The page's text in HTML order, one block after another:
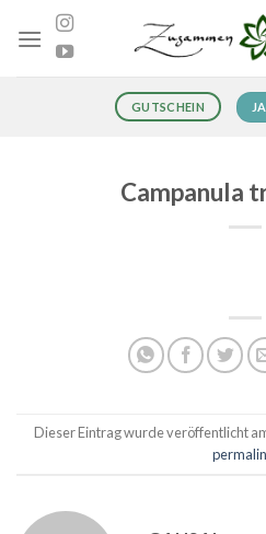
Inhalt
GUTSCHEIN
Campanula
Dieser Eintrag wurde veröffentlicht